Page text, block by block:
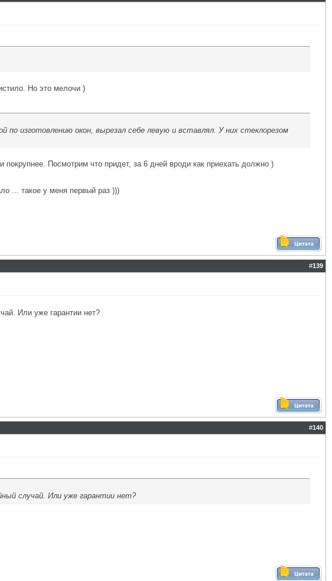
Но это мелочи )
по изготовлению окон, вырезал себе левую и вставлял. У них стеклорезом
Посмотрим что придет, за 6 дней вроди как приехать должно )
... такое у меня первый раз )))
#139
Или уже гарантии нет?
#140
случай. Или уже гарантии нет?